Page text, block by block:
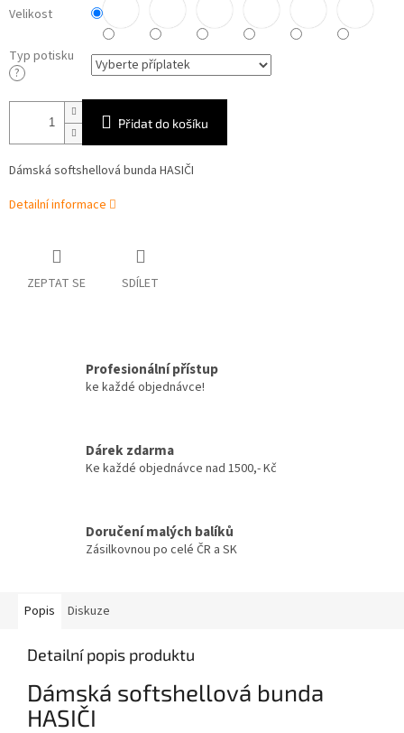
Velikost
Typ potisku
?
Přidat do košíku
Dámská softshellová bunda HASIČI
Detailní informace
ZEPTAT SE SDÍLET
Profesionální přístup
ke každé objednávce!
Dárek zdarma
Ke každé objednávce nad 1500,- Kč
Doručení malých balíků
Zásilkovnou po celé ČR a SK
Popis Diskuze
Detailní popis produktu
Dámská softshellová bunda
HASIČI